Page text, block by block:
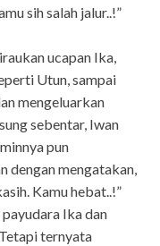
sih salah jalur..!”
ucapan Ika,
Utun, sampai
mengeluarkan
sebentar, Iwan
pun
dengan mengatakan,
Kamu hebat..!”
Ika dan
ternyata